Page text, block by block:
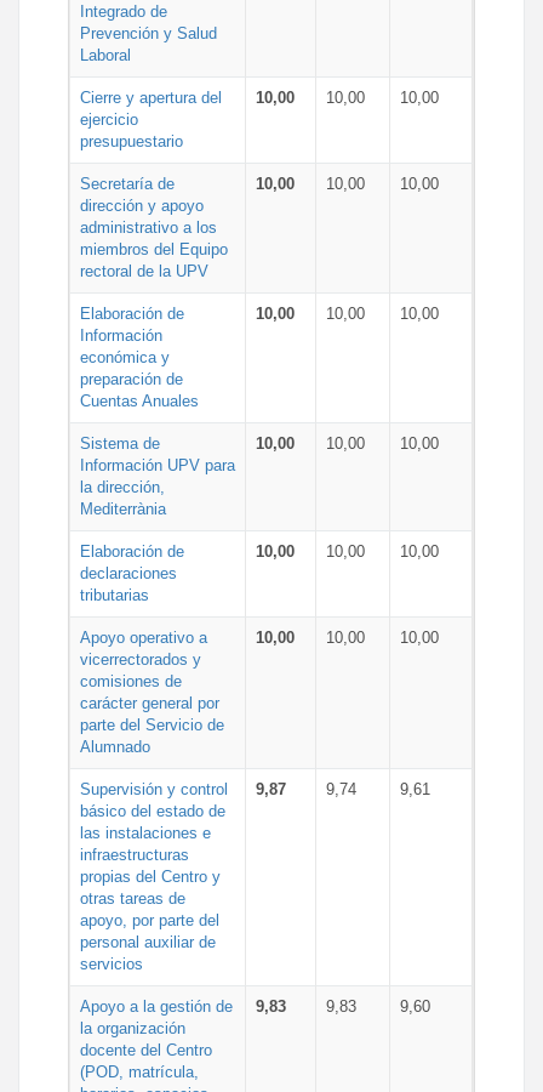
Integrado de
Prevención y Salud
Laboral
Cierre y apertura del
ejercicio
presupuestario
10,00 10,00 10,00
Secretaría de
dirección y apoyo
administrativo a los
miembros del Equipo
rectoral de la UPV
10,00 10,00 10,00
Elaboración de
Información
económica y
preparación de
Cuentas Anuales
10,00 10,00 10,00
Sistema de
Información UPV para
la dirección,
Mediterrània
10,00 10,00 10,00
Elaboración de
declaraciones
tributarias
10,00 10,00 10,00
Apoyo operativo a
vicerrectorados y
comisiones de
carácter general por
parte del Servicio de
Alumnado
10,00 10,00 10,00
Supervisión y control
básico del estado de
las instalaciones e
infraestructuras
propias del Centro y
otras tareas de
apoyo, por parte del
personal auxiliar de
servicios
9,87 9,74 9,61
Apoyo a la gestión de
la organización
docente del Centro
(POD, matrícula,
9,83 9,83 9,60